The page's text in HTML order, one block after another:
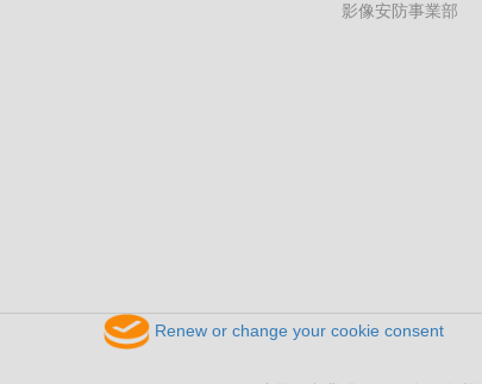
影像安防事業部
Renew or change your cookie consent